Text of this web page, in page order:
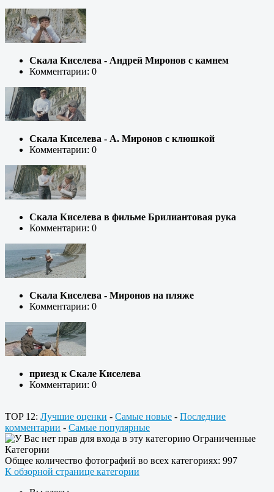
Скала Киселева - Андрей Миронов с камнем
Комментарии: 0
Скала Киселева - А. Миронов с клюшкой
Комментарии: 0
Скала Киселева в фильме Брилиантовая рука
Комментарии: 0
Скала Киселева - Миронов на пляже
Комментарии: 0
приезд к Скале Киселева
Комментарии: 0
TOP 12: Лучшие оценки - Самые новые - Последние
комментарии - Самые популярные
Ограниченные
Категории
Общее количество фотографий во всех категориях: 997
К обзорной странице категории